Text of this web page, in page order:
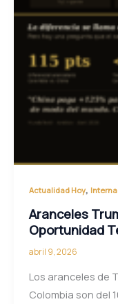
Actualidad Hoy,
Aranceles
Oportunidad
abril 9, 2026
Los aranceles de
Colombia son del